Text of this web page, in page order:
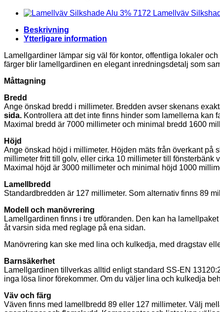
Lamellväv
Beskrivning
Ytterligare information
Lamellgardiner lämpar sig väl för kontor, offentliga lokaler
färger blir lamellgardinen en elegant inredningsdetalj som
Måttagning
Bredd
Ange önskad bredd i millimeter. Bredden avser skenans
sida. Kontrollera att det inte finns hinder som lamellerna kan
Maximal bredd är 7000 millimeter och minimal bredd 1600
Höjd
Ange önskad höjd i millimeter. Höjden mäts från överkant på
millimeter fritt till golv, eller cirka 10 millimeter till fönsterbänk
Maximal höjd är 3000 millimeter och minimal höjd 1000
Lamellbredd
Standardbredden är 127 millimeter. Som alternativ finns 89
Modell och manövrering
Lamellgardinen finns i tre utföranden. Den kan ha
åt varsin sida med reglage på ena sidan.
Manövrering kan ske med lina och kulkedja, med dragstav
Barnsäkerhet
Lamellgardinen tillverkas alltid enligt standard SS-EN
inga lösa linor förekommer. Om du väljer lina och kulkedja
Väv och färg
Väven finns med lamellbredd 89 eller 127 millimeter. Välj